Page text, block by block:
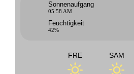
Sonnenaufgang
05:58 AM
Feuchtigkeit
42%
FRE SAM